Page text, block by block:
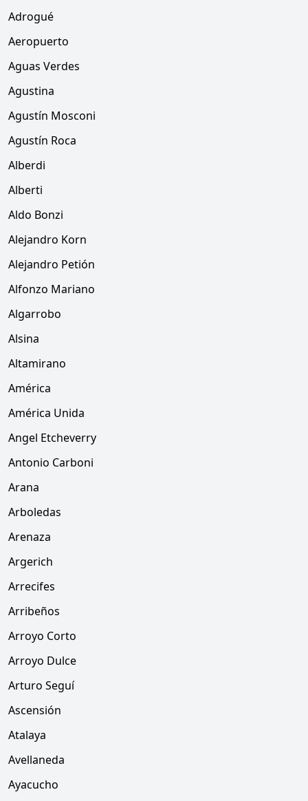
Adrogué
Aeropuerto
Aguas Verdes
Agustina
Agustín Mosconi
Agustín Roca
Alberdi
Alberti
Aldo Bonzi
Alejandro Korn
Alejandro Petión
Alfonzo Mariano
Algarrobo
Alsina
Altamirano
América
América Unida
Angel Etcheverry
Antonio Carboni
Arana
Arboledas
Arenaza
Argerich
Arrecifes
Arribeños
Arroyo Corto
Arroyo Dulce
Arturo Seguí
Ascensión
Atalaya
Avellaneda
Ayacucho